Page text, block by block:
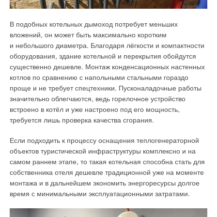
В подобных котельных дымоход потребует меньших
вложений, он может быть максимально коротким
и небольшого диаметра. Благодаря лёгкости и компактности
оборудования, здание котельной и перекрытия обойдутся
существенно дешевле. Монтаж конденсационных настенных
котлов по сравнению с напольными стальными гораздо
проще и не требует спецтехники. Пусконаладочные работы
значительно облегчаются, ведь горелочное устройство
встроено в котёл и уже настроено под его мощность,
требуется лишь проверка качества сгорания.
Если подходить к процессу оснащения теплогенераторной
объектов туристической инфраструктуры комплексно и на
самом раннем этапе, то такая котельная способна стать для
собственника отеля дешевле традиционной уже на моменте
монтажа и в дальнейшем экономить энергоресурсы долгое
время с минимальными эксплуатационными затратами.
вложенные в проект инвестиции, получая также